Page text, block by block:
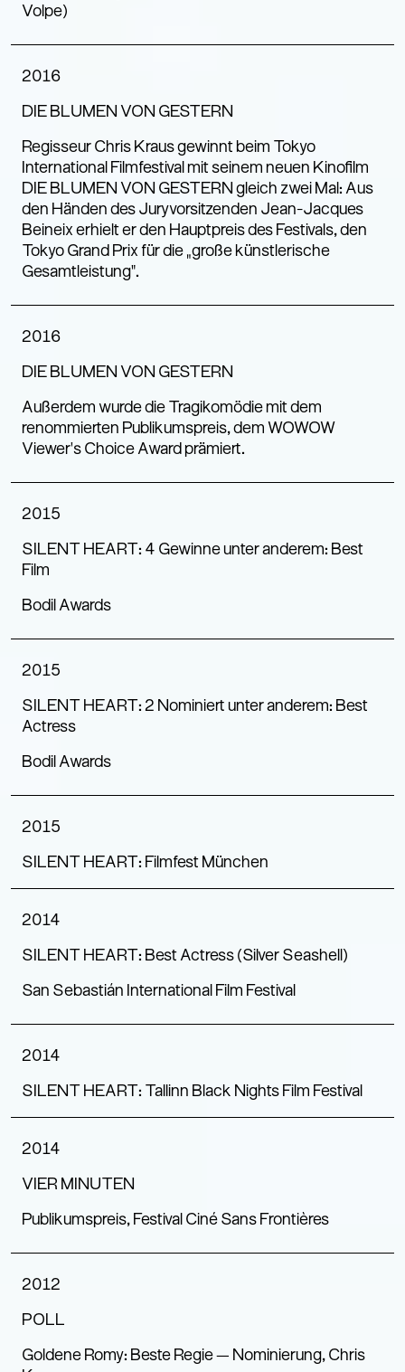
Volpe)
2016
DIE BLUMEN VON GESTERN
Regisseur Chris Kraus gewinnt beim Tokyo
International Filmfestival mit seinem neuen Kinofilm
DIE BLUMEN VON GESTERN gleich zwei Mal: Aus
den Händen des Juryvorsitzenden Jean-Jacques
Beineix erhielt er den Hauptpreis des Festivals, den
Tokyo Grand Prix für die „große künstlerische
Gesamtleistung“.
2016
DIE BLUMEN VON GESTERN
Außerdem wurde die Tragikomödie mit dem
renommierten Publikumspreis, dem WOWOW
Viewer’s Choice Award prämiert.
2015
SILENT HEART: 4 Gewinne unter anderem: Best
Film
Bodil Awards
2015
SILENT HEART: 2 Nominiert unter anderem: Best
Actress
Bodil Awards
2015
SILENT HEART: Filmfest München
2014
SILENT HEART: Best Actress (Silver Seashell)
San Sebastián International Film Festival
2014
SILENT HEART: Tallinn Black Nights Film Festival
2014
VIER MINUTEN
Publikumspreis, Festival Ciné Sans Frontières
2012
POLL
Goldene Romy: Beste Regie — Nominierung, Chris